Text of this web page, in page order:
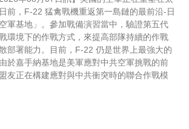
前，F-22 猛禽戰機重返第一島鏈的最前沿-日
軍基地」。參加戰備演習當中，驗證第五代
環境下的作戰方式，來提高部隊持續的作戰
部署能力。目前，F-22 仍是世界上最強大的
於嘉手納基地是美軍應對中共空軍挑戰的前
友正在構建應對與中共衝突時的聯合作戰模